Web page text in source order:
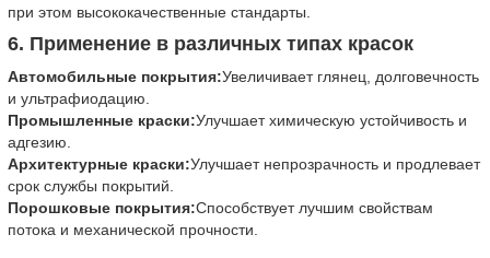
при этом высококачественные стандарты.
6. Применение в различных типах красок
Автомобильные покрытия:Увеличивает глянец, долговечность
и ультрафиодацию.
Промышленные краски:Улучшает химическую устойчивость и
адгезию.
Архитектурные краски:Улучшает непрозрачность и продлевает
срок службы покрытий.
Порошковые покрытия:Способствует лучшим свойствам
потока и механической прочности.